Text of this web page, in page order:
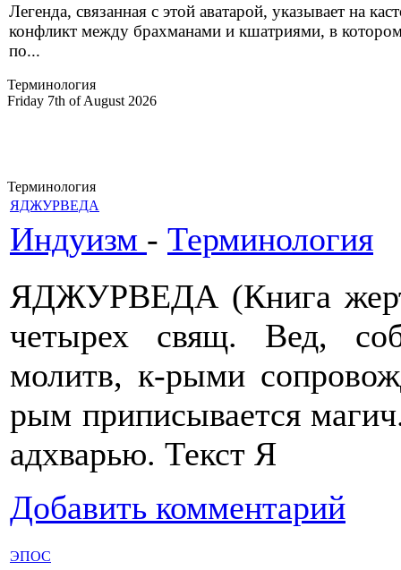
Легенда, связанная с этой аватарой, указывает на
конфликт между брахманами и кшатриями, в
по...
Терминология
Friday 7th of August 2026
Терминология
ЯДЖУРВЕДА
Индуизм - Терминология
ЯДЖУРВЕДА (Книга
четырех свящ. Вед,
молитв, к-рыми
рым приписывается
адхварью. Текст Я
Добавить комментарий
ЭПОС